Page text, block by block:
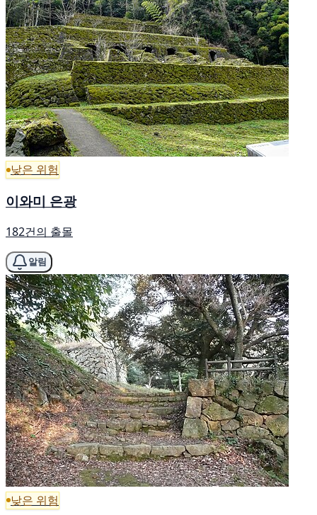
낮은 위험
이와미 은광
182건의 출몰
알림
낮은 위험